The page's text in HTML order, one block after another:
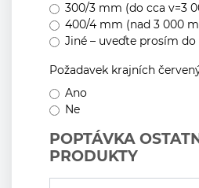
300/3 mm (do cca v=3
400/4 mm (nad 3 000
Jiné – uveďte prosím
Požadavek krajních
Ano
Ne
POPTÁVKA
PRODUKTY